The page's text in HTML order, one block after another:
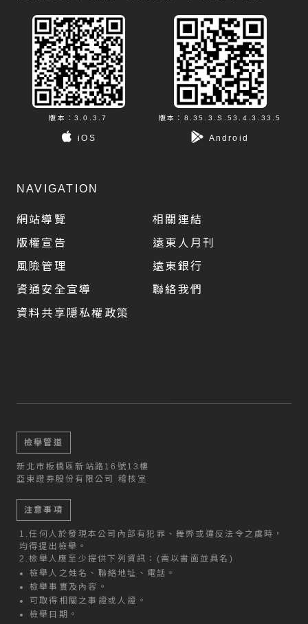
版本：3.0.3.7
iOS
版本：8.35.3.S.53.4.3.33.5
Android
NAVIGATION
網站導覽
版權宣告
風險管理
資通安全宣導
資料共享隱私權政策
相關連結
遠東人月刊
遠東銀行
聯絡我們
檢舉管道
新北市板橋區新站路16號13樓
亞東證券股份有限公司 稽核室
注意事項
1.任何人於發現本公司內部有犯罪、舞弊或違反法令之虞時，
均得提出檢舉。
2.檢舉人應至少提供下列資訊：(需以書面並具名)
檢舉人之姓名、聯絡地址、電話。
檢舉事實及內容。
可取得相關之事證或人證。
檢舉日期。